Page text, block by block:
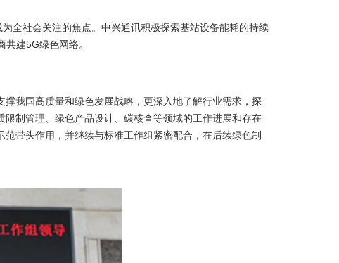
全社会关注的焦点。中兴通讯积极探索基站设备能耗的持续
建5G绿色网络。
我国高质量和绿色发展战略，更深入地了解行业需求，探
制管理、绿色产品设计、碳核查等领域的工作进展和存在
带头作用，并继续与标准工作组紧密配合，在后续绿色制